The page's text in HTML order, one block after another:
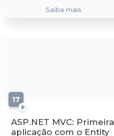
Saiba mais
17
ASP.NET MVC: Primeira
aplicação com o Entity